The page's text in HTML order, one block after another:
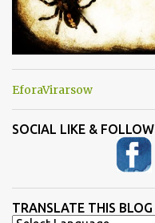
EforaVirarsow
SOCIAL LIKE & FOLLOW
TRANSLATE THIS BLOG